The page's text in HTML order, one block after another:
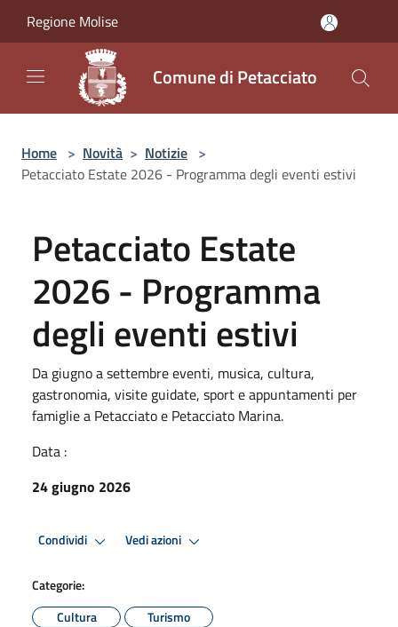
Regione Molise
Comune di Petacciato
Home > Novità > Notizie >
Petacciato Estate 2026 - Programma degli eventi estivi
Petacciato Estate
2026 - Programma
degli eventi estivi
Da giugno a settembre eventi, musica, cultura,
gastronomia, visite guidate, sport e appuntamenti per
famiglie a Petacciato e Petacciato Marina.
Data :
24 giugno 2026
Condividi Vedi azioni
Categorie:
Cultura
Turismo